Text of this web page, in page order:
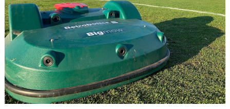
MÖLLEBLADET
SFIF PROFILER & MINNEN
BILDGALLERI
GÅSALOPPET
HITTA HIT